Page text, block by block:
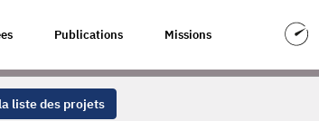
Publications Missions
À LA JUSTICE
liste des projets